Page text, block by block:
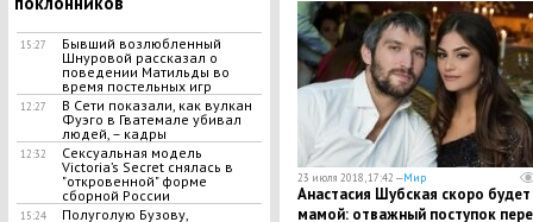
15:27
Бывший возлюбленный
Шнуровой рассказал о
поведении Матильды во
время постельных игр
12:27
В Сети показали, как вулкан
Фуэго в Гватемале убивал
людей, – кадры
12:32
Сексуальная модель
Victoria’s Secret снялась в
"откровенной" форме
сборной России
15:24
Полуголую Бузову,
23 июля 2018, 17:42 —Мир
​Анастасия Шубская скоро будет
мамой: отважный поступок